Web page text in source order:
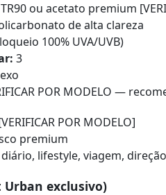
TR90 ou acetato premium
de alta clareza
100% UVA/UVB)
3
POR MODELO —
POR MODELO]
premium
lifestyle, viagem,
Urban exclusivo)